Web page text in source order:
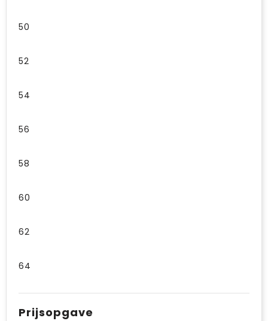
50
52
54
56
58
60
62
64
Prijsopgave